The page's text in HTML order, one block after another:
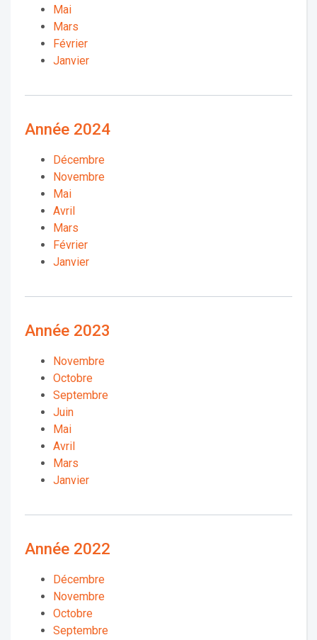
Mai
Mars
Février
Janvier
Année 2024
Décembre
Novembre
Mai
Avril
Mars
Février
Janvier
Année 2023
Novembre
Octobre
Septembre
Juin
Mai
Avril
Mars
Janvier
Année 2022
Décembre
Novembre
Octobre
Septembre